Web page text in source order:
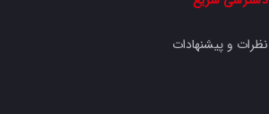
نظرات و پیشنهادات